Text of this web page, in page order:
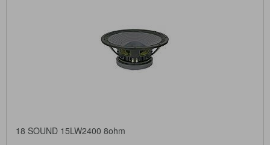
18 SOUND 15LW2400 8ohm